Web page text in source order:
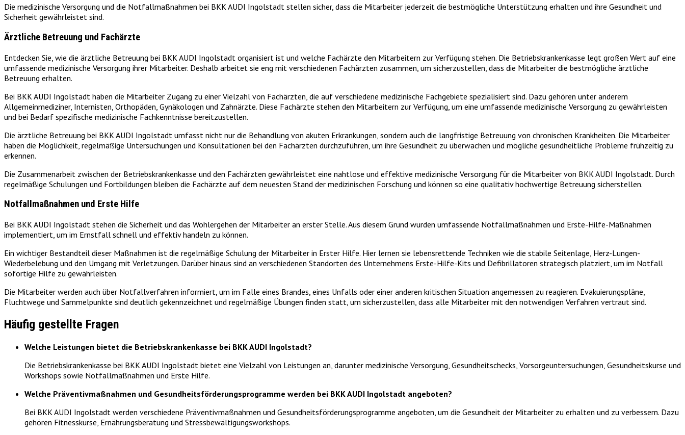
Die medizinische Versorgung und die Notfallmaßnahmen bei BKK AUDI Ingolstadt stellen sicher, dass die Mitarbeiter jederzeit die bestmögliche Unterstützung erhalten und ihre Gesundheit und
Sicherheit gewährleistet sind.
Ärztliche Betreuung und Fachärzte
Entdecken Sie, wie die ärztliche Betreuung bei BKK AUDI Ingolstadt organisiert ist und welche Fachärzte den Mitarbeitern zur Verfügung stehen. Die Betriebskrankenkasse legt großen Wert auf eine
umfassende medizinische Versorgung ihrer Mitarbeiter. Deshalb arbeitet sie eng mit verschiedenen Fachärzten zusammen, um sicherzustellen, dass die Mitarbeiter die bestmögliche ärztliche
Betreuung erhalten.
Bei BKK AUDI Ingolstadt haben die Mitarbeiter Zugang zu einer Vielzahl von Fachärzten, die auf verschiedene medizinische Fachgebiete spezialisiert sind. Dazu gehören unter anderem
Allgemeinmediziner, Internisten, Orthopäden, Gynäkologen und Zahnärzte. Diese Fachärzte stehen den Mitarbeitern zur Verfügung, um eine umfassende medizinische Versorgung zu gewährleisten
und bei Bedarf spezifische medizinische Fachkenntnisse bereitzustellen.
Die ärztliche Betreuung bei BKK AUDI Ingolstadt umfasst nicht nur die Behandlung von akuten Erkrankungen, sondern auch die langfristige Betreuung von chronischen Krankheiten. Die Mitarbeiter
haben die Möglichkeit, regelmäßige Untersuchungen und Konsultationen bei den Fachärzten durchzuführen, um ihre Gesundheit zu überwachen und mögliche gesundheitliche Probleme frühzeitig zu
erkennen.
Die Zusammenarbeit zwischen der Betriebskrankenkasse und den Fachärzten gewährleistet eine nahtlose und effektive medizinische Versorgung für die Mitarbeiter von BKK AUDI Ingolstadt. Durch
regelmäßige Schulungen und Fortbildungen bleiben die Fachärzte auf dem neuesten Stand der medizinischen Forschung und können so eine qualitativ hochwertige Betreuung sicherstellen.
Notfallmaßnahmen und Erste Hilfe
Bei BKK AUDI Ingolstadt stehen die Sicherheit und das Wohlergehen der Mitarbeiter an erster Stelle. Aus diesem Grund wurden umfassende Notfallmaßnahmen und Erste-Hilfe-Maßnahmen
implementiert, um im Ernstfall schnell und effektiv handeln zu können.
Ein wichtiger Bestandteil dieser Maßnahmen ist die regelmäßige Schulung der Mitarbeiter in Erster Hilfe. Hier lernen sie lebensrettende Techniken wie die stabile Seitenlage, Herz-Lungen-
Wiederbelebung und den Umgang mit Verletzungen. Darüber hinaus sind an verschiedenen Standorten des Unternehmens Erste-Hilfe-Kits und Defibrillatoren strategisch platziert, um im Notfall
sofortige Hilfe zu gewährleisten.
Die Mitarbeiter werden auch über Notfallverfahren informiert, um im Falle eines Brandes, eines Unfalls oder einer anderen kritischen Situation angemessen zu reagieren. Evakuierungspläne,
Fluchtwege und Sammelpunkte sind deutlich gekennzeichnet und regelmäßige Übungen finden statt, um sicherzustellen, dass alle Mitarbeiter mit den notwendigen Verfahren vertraut sind.
Häufig gestellte Fragen
Welche Leistungen bietet die Betriebskrankenkasse bei BKK AUDI Ingolstadt?
Die Betriebskrankenkasse bei BKK AUDI Ingolstadt bietet eine Vielzahl von Leistungen an, darunter medizinische Versorgung, Gesundheitschecks, Vorsorgeuntersuchungen, Gesundheitskurse und
Workshops sowie Notfallmaßnahmen und Erste Hilfe.
Welche Präventivmaßnahmen und Gesundheitsförderungsprogramme werden bei BKK AUDI Ingolstadt angeboten?
Bei BKK AUDI Ingolstadt werden verschiedene Präventivmaßnahmen und Gesundheitsförderungsprogramme angeboten, um die Gesundheit der Mitarbeiter zu erhalten und zu verbessern. Dazu
gehören Fitnesskurse, Ernährungsberatung und Stressbewältigungsworkshops.